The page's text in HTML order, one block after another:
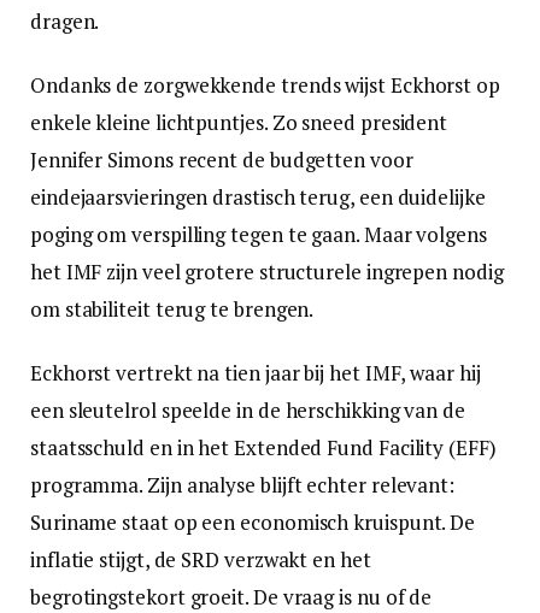
dragen.
Ondanks de zorgwekkende trends wijst Eckhorst op
enkele kleine lichtpuntjes. Zo sneed president
Jennifer Simons recent de budgetten voor
eindejaarsvieringen drastisch terug, een duidelijke
poging om verspilling tegen te gaan. Maar volgens
het IMF zijn veel grotere structurele ingrepen nodig
om stabiliteit terug te brengen.
Eckhorst vertrekt na tien jaar bij het IMF, waar hij
een sleutelrol speelde in de herschikking van de
staatsschuld en in het Extended Fund Facility (EFF)
programma. Zijn analyse blijft echter relevant:
Suriname staat op een economisch kruispunt. De
inflatie stijgt, de SRD verzwakt en het
begrotingstekort groeit. De vraag is nu of de